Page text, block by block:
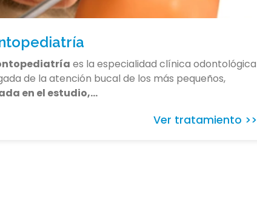
es la especialidad clínica odontológica
de la atención bucal de los más pequeños,
en el estudio,…
Ver tratamiento >>